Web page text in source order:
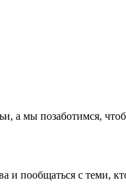
а мы позаботимся,
и пообщаться с теми,